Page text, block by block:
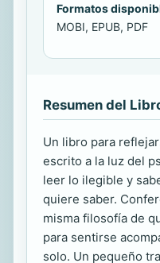
Formatos
MOBI, EPUB, PDF
Resumen del
Un libro para
escrito a la luz del
leer lo ilegible y
quiere saber.
misma filosofía de
para sentirse
solo. Un pequeño